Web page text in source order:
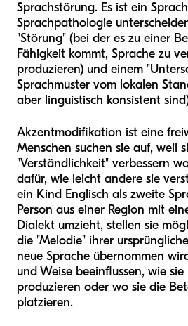
Sprachstörung. Es ist ein
Sprachpathologie
"Störung" (bei der es zu einer
Fähigkeit kommt, Sprache zu
produzieren) und einem
Sprachmuster vom lokalen
aber linguistisch konsistent
Akzentmodifikation ist eine
Menschen suchen sie auf, weil
"Verständlichkeit" verbessern
dafür, wie leicht andere sie
ein Kind Englisch als zweite
Person aus einer Region mit
Dialekt umzieht, stellen sie
die "Melodie" ihrer
neue Sprache übernommen
und Weise beeinflussen, wie
produzieren oder wo sie die
platzieren.